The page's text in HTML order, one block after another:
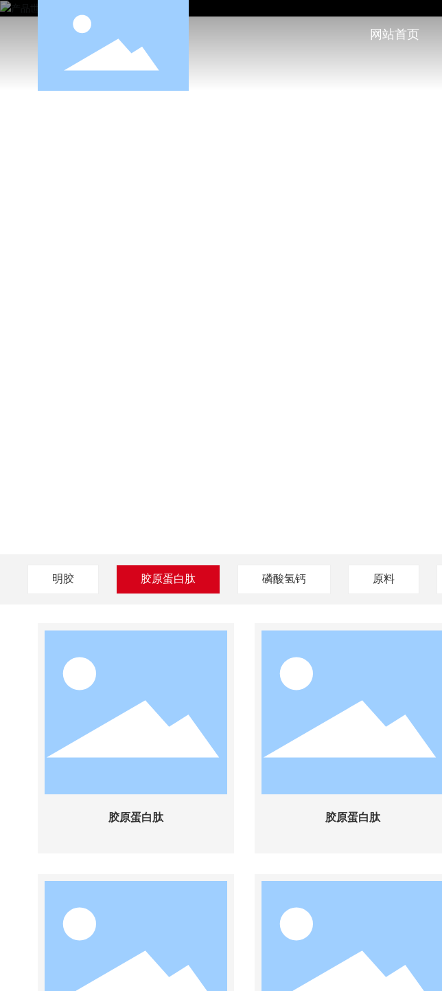
网站首页
明胶 胶原蛋白肽 磷酸氢钙 原料
胶原蛋白肽 胶原蛋白肽